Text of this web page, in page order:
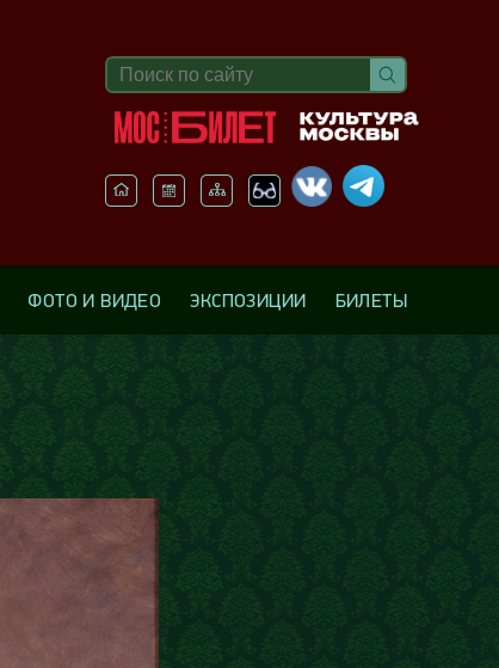
ФОТО И ВИДЕО ЭКСПОЗИЦИИ БИЛЕТЫ